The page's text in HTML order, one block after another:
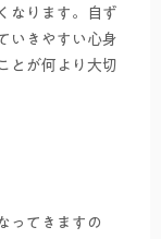
なります。自ず
いきやすい心身
とが何より大切
ってきますの